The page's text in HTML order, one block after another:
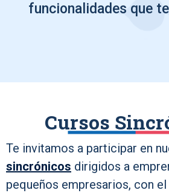
funcionalidades que
Cursos
Te invitamos a participar en
sincrónicos dirigidos a
pequeños empresarios, con